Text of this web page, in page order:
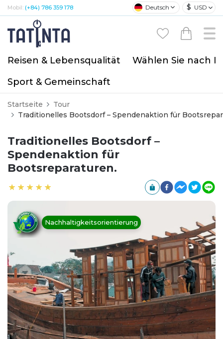
Mobil: (+84) 786 359 178 Deutsch $ USD
Reisen & Lebensqualität
Wählen Sie nach
Sport & Gemeinschaft
Startseite
Tour
Traditionelles Bootsdorf – Spendenaktion für
Traditionelles Bootsdorf –
Spendenaktion für
Bootsreparaturen.
Nachhaltigkeitsorientierung